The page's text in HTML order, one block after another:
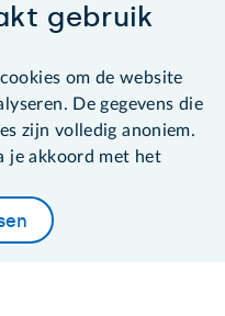
u.
gebruik
om de website
De gegevens die
zijn volledig anoniem.
je akkoord met het